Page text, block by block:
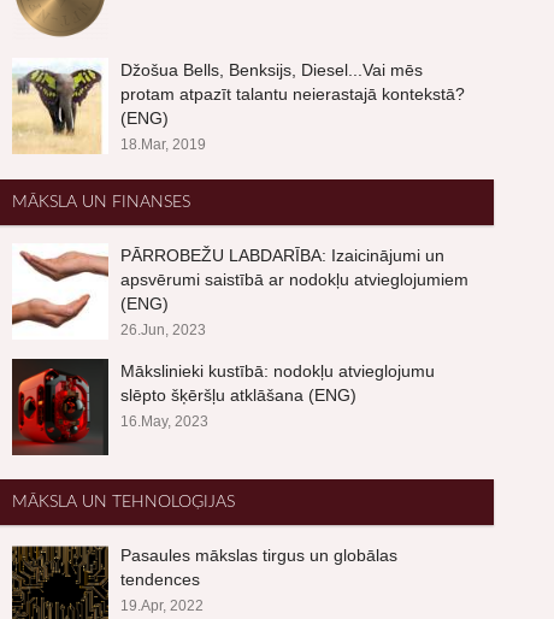
Džošua Bells, Benksijs, Diesel...Vai mēs
protam atpazīt talantu neierastajā kontekstā?
(ENG)
18.Mar, 2019
MĀKSLA UN FINANSES
PĀRROBEŽU LABDARĪBA: Izaicinājumi un
apsvērumi saistībā ar nodokļu atvieglojumiem
(ENG)
26.Jun, 2023
Mākslinieki kustībā: nodokļu atvieglojumu
slēpto šķēršļu atklāšana (ENG)
16.May, 2023
MĀKSLA UN TEHNOLOĢIJAS
Pasaules mākslas tirgus un globālas
tendences
19.Apr, 2022